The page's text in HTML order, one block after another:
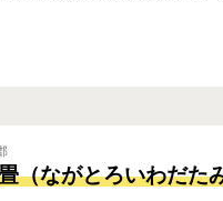
（ながとろいわだた